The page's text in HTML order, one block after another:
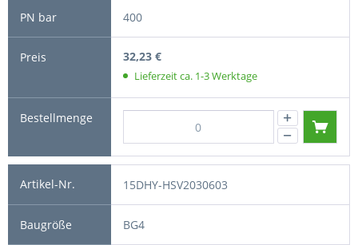
400
32,23 €
Lieferzeit ca. 1-3 Werktage
15DHY-HSV2030603
BG4